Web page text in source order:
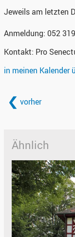
Jeweils am letzten
Anmeldung: 052
Kontakt: Pro
in meinen Kalender
vorher
Ähnlich